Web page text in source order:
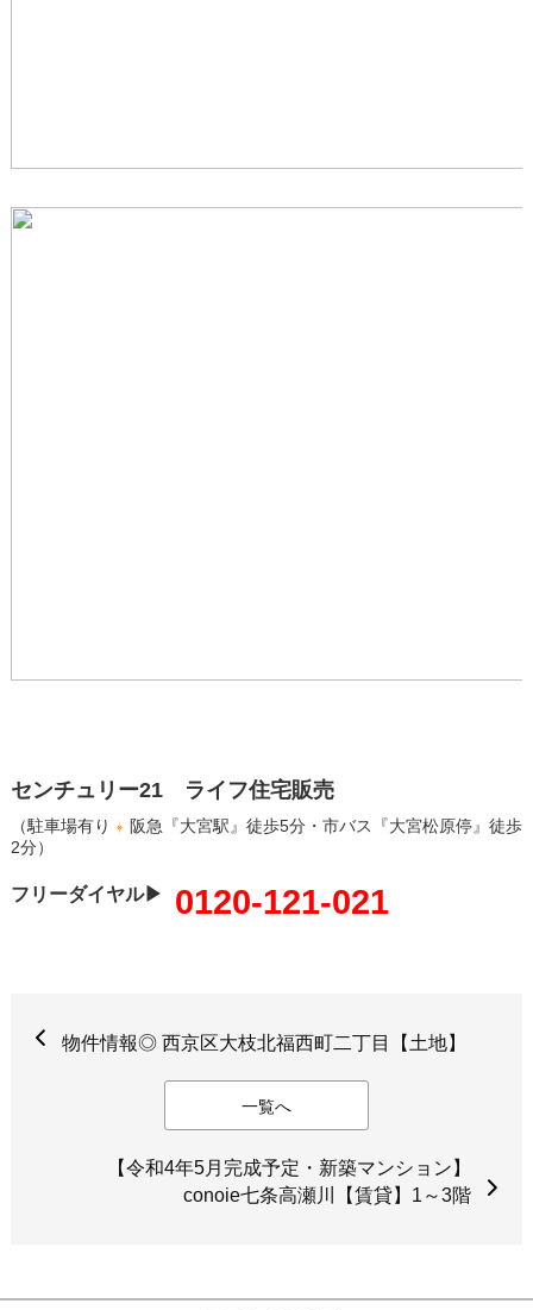
センチュリー21 ライフ住宅販売
（駐車場有り
阪急『大宮駅』徒歩5分・市バス『大宮松原停』徒歩
2分）
フリーダイヤル▶ 0120-121-021
物件情報◎ 西京区大枝北福西町二丁目【土地】
一覧へ
【令和4年5月完成予定・新築マンション】
conoie七条高瀬川【賃貸】1～3階